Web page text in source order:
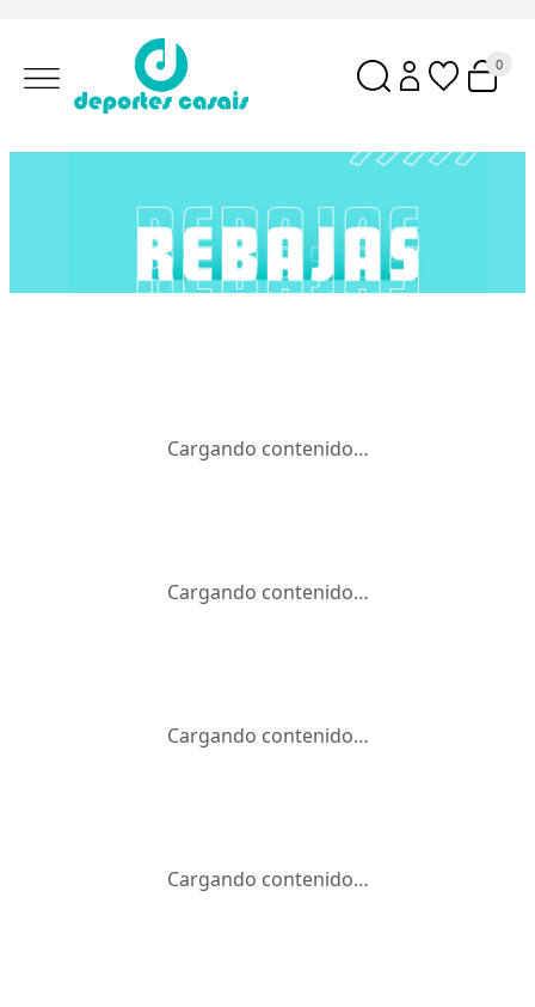
0
Cargando contenido…
Cargando contenido…
Cargando contenido…
Cargando contenido…